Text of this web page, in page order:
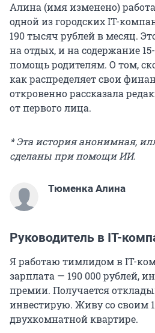
Алина (имя изменено)
одной из городских IT-
190 тысяч рублей в месяц.
на отдых, и на содержание
помощь родителям. О том,
как распределяет свои
откровенно рассказала
от первого лица.
* Эта история анонимная,
сделаны при помощи ИИ.
Тюменка Алина
Руководитель в IT-
Я работаю тимлидом в IT-
зарплата — 190 000рублей,
премии. Получается
инвестирую. Живу со своим
двухкомнатной квартире.